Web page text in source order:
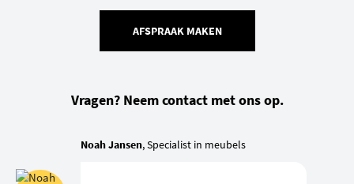
AFSPRAAK MAKEN
Vragen? Neem contact met ons op.
Noah Jansen, Specialist in meubels